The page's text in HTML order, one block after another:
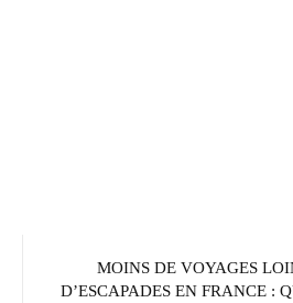
MOINS DE VOYAGES
D’ESCAPADES EN FRANCE :